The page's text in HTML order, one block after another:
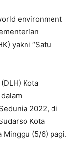
environment
yakni “Satu
Kota
2022, di
Kota
Minggu (5/6) pagi.